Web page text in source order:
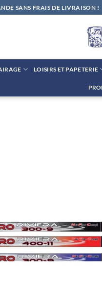
SANS FRAIS DE LIVRAISON !
LOISIRS ET PAPETERIE